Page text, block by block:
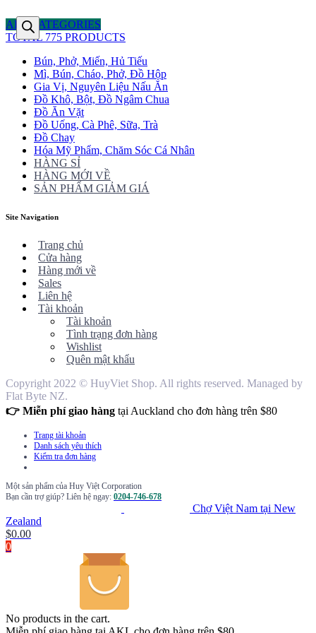
ALL CATEGORIES
TOTAL 775 PRODUCTS
Bún, Phở, Miến, Hủ Tiếu
Mì, Bún, Cháo, Phở, Đồ Hộp
Gia Vị, Nguyên Liệu Nấu Ăn
Đồ Khô, Bột, Đồ Ngâm Chua
Đồ Ăn Vặt
Đồ Uống, Cà Phê, Sữa, Trà
Đồ Chay
Hóa Mỹ Phẩm, Chăm Sóc Cá Nhân
HÀNG SỈ
HÀNG MỚI VỀ
SẢN PHẨM GIẢM GIÁ
Site Navigation
Trang chủ
Cửa hàng
Hàng mới về
Sales
Liên hệ
Tài khoản
Tài khoản
Tình trạng đơn hàng
Wishlist
Quên mật khẩu
Copyright 2022 © HuyViet Shop. All rights reserved. Managed by
Flat Byte NZ.
👉 Miễn phí giao hàng tại Auckland cho đơn hàng trên $80
Trang tài khoản
Danh sách yêu thích
Kiểm tra đơn hàng
Một sản phẩm của Huy Việt Corporation
Bạn cần trợ giúp? Liên hệ ngay: 0204-746-678
Chợ Việt Nam tại New
Zealand
$0.00
0
No products in the cart.